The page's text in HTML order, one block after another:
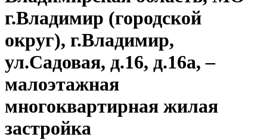
г.Владимир (городской
округ), г.Владимир,
ул.Садовая, д.16, д.16а, –
малоэтажная
многоквартирная жилая
застройка